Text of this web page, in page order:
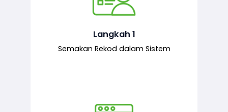
Langkah 1
Semakan Rekod dalam Sistem
Semakan ke atas sejarah permohonan
yang pernah dibuat oleh pemohon,